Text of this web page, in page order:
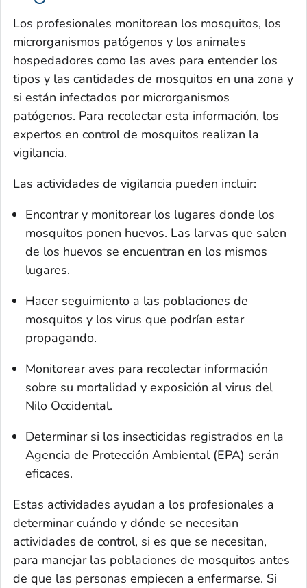
Los profesionales monitorean los mosquitos, los
microrganismos patógenos y los animales
hospedadores como las aves para entender los
tipos y las cantidades de mosquitos en una zona y
si están infectados por microrganismos
patógenos. Para recolectar esta información, los
expertos en control de mosquitos realizan la
vigilancia.
Las actividades de vigilancia pueden incluir:
Encontrar y monitorear los lugares donde los
mosquitos ponen huevos. Las larvas que salen
de los huevos se encuentran en los mismos
lugares.
Hacer seguimiento a las poblaciones de
mosquitos y los virus que podrían estar
propagando.
Monitorear aves para recolectar información
sobre su mortalidad y exposición al virus del
Nilo Occidental.
Determinar si los insecticidas registrados en la
Agencia de Protección Ambiental (EPA) serán
eficaces.
Estas actividades ayudan a los profesionales a
determinar cuándo y dónde se necesitan
actividades de control, si es que se necesitan,
para manejar las poblaciones de mosquitos antes
de que las personas empiecen a enfermarse. Si